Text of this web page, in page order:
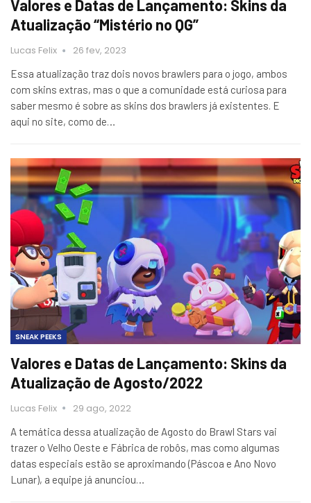
Valores e Datas de Lançamento: Skins da
Atualização “Mistério no QG”
Lucas Felix 26 fev, 2023
Essa atualização traz dois novos brawlers para o jogo, ambos
com skins extras, mas o que a comunidade está curiosa para
saber mesmo é sobre as skins dos brawlers já existentes. E
aqui no site, como de…
SNEAK PEEKS
Valores e Datas de Lançamento: Skins da
Atualização de Agosto/2022
Lucas Felix 29 ago, 2022
A temática dessa atualização de Agosto do Brawl Stars vai
trazer o Velho Oeste e Fábrica de robôs, mas como algumas
datas especiais estão se aproximando (Páscoa e Ano Novo
Lunar), a equipe já anunciou…